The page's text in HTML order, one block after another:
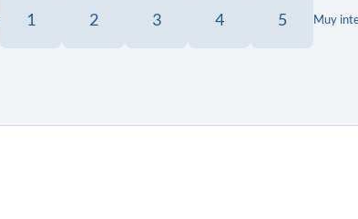
1 2 3 4 5 Muy